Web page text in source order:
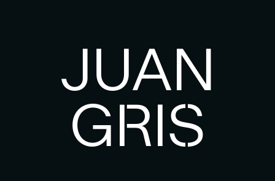
JUAN
GRIS